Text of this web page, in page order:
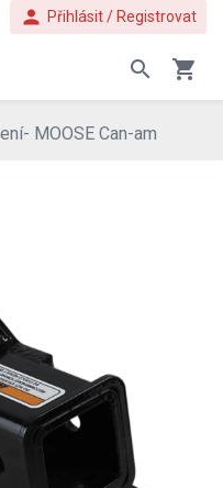
person Přihlásit / Registrovat
search shopping_cart
MOOSE Can-am